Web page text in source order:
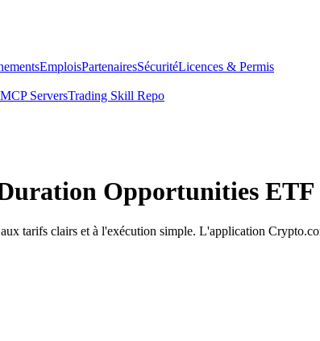
EmploisPartenairesSécuritéLicences & Permis
MCP ServersTrading Skill Repo
Opportunities ETF
tarifs clairs et à l'exécution simple. L'application